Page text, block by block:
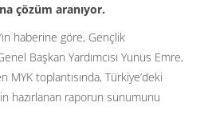
çözüm aranıyor.
haberine göre, Gençlik
Başkan Yardımcısı Yunus Emre,
toplantısında, Türkiye’deki
hazırlanan raporun sunumunu